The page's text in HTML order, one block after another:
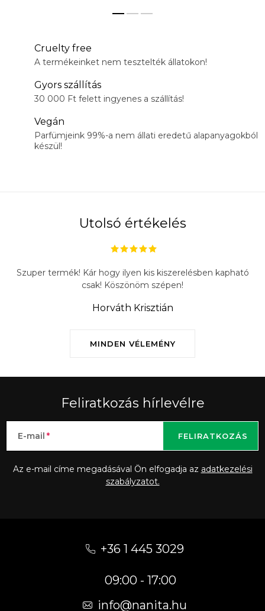
Cruelty free
A termékeinket nem tesztelték állatokon!
Gyors szállítás
30 000 Ft felett ingyenes a szállítás!
Vegán
Parfümjeink 99%-a nem állati eredetű alapanyagokból
készül!
Utolsó értékelés
MINDEN VÉLEMÉNY
Szuper termék! Kár hogy ilyen kis kiszerelésben kapható
csak! Köszönöm szépen!
Horváth Krisztián
Feliratkozás hírlevélre
E-mail
Az e-mail címe megadásával Ön elfogadja az adatkezelési
szabályzatot.
FELIRATKOZÁS
+36 1 445 3029
09:00 - 17:00
info@nanita.hu